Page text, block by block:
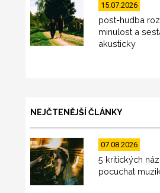
15.07.2026
post-hudba
minulost a
akusticky
NEJČTENĚJŠÍ ČLÁNKY
07.08.2026
5 kritických
pocuchat